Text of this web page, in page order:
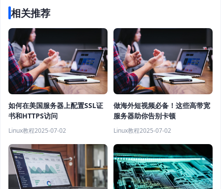
相关推荐
如何在美国服务器上配置SSL证
书和HTTPS访问
Linux教程2025-07-02
做海外短视频必备！这些高带宽
服务器助你告别卡顿
Linux教程2025-07-02